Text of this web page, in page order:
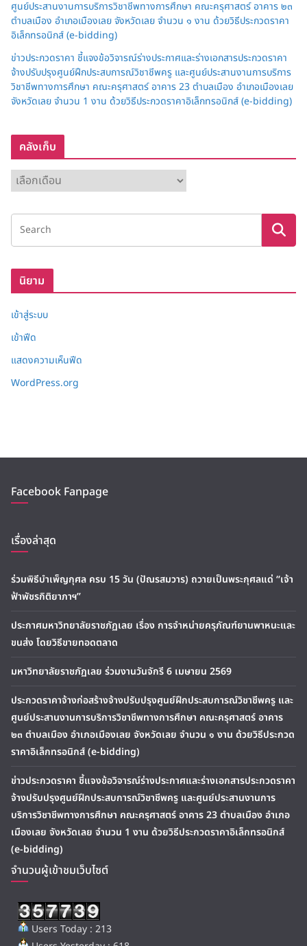
ศูนย์ประสานงานการบริการวิชาชีพทางการศึกษา คณะครุศาสตร์ อาคาร ๒๓
ตำบลเมือง อำเภอเมืองเลย จังหวัดเลย จำนวน ๑ งาน ด้วยวิธีประกวดราคา
อิเล็กทรอนิกส์ (e-bidding)
ข่าวประกวดราคา ชี้แจงข้อวิจารณ์ร่างประกาศและร่างเอกสารประกวดราคา
จ้างปรับปรุงศูนย์ฝึกประสบการณ์วิชาชีพครู และศูนย์ประสานงานการบริการ
วิชาชีพทางการศึกษา คณะครุศาสตร์ อาคาร 23 ตำบลเมือง อำเภอเมืองเลย
จังหวัดเลย จำนวน 1 งาน ด้วยวิธีประกวดราคาอิเล็กทรอนิกส์ (e-bidding)
คลังเก็บ
ลั
ง
ก็
นิยาม
เข้าสู่ระบบ
เข้าฟีด
แสดงความเห็นฟีด
WordPress.org
Facebook Fanpage
เรื่องล่าสุด
ร่วมพิธีบำเพ็ญกุศล ครบ 15 วัน (ปัณรสมวาร) ถวายเป็นพระกุศลแด่ “เจ้า
ฟ้าพัชรกิติยาภาฯ”
ประกาศมหาวิทยาลัยราชภัฏเลย เรื่อง การจำหน่ายครุภัณฑ์ยานพาหนะและ
ขนส่ง โดยวิธีขายทอดตลาด
มหาวิทยาลัยราชภัฏเลย ร่วมงานวันจักรี 6 เมษายน 2569
ประกวดราคาจ้างก่อสร้างจ้างปรับปรุงศูนย์ฝึกประสบการณ์วิชาชีพครู และ
ศูนย์ประสานงานการบริการวิชาชีพทางการศึกษา คณะครุศาสตร์ อาคาร
๒๓ ตำบลเมือง อำเภอเมืองเลย จังหวัดเลย จำนวน ๑ งาน ด้วยวิธีประกวด
ราคาอิเล็กทรอนิกส์ (e-bidding)
ข่าวประกวดราคา ชี้แจงข้อวิจารณ์ร่างประกาศและร่างเอกสารประกวดราคา
จ้างปรับปรุงศูนย์ฝึกประสบการณ์วิชาชีพครู และศูนย์ประสานงานการ
บริการวิชาชีพทางการศึกษา คณะครุศาสตร์ อาคาร 23 ตำบลเมือง อำเภอ
เมืองเลย จังหวัดเลย จำนวน 1 งาน ด้วยวิธีประกวดราคาอิเล็กทรอนิกส์
(e-bidding)
จำนวนผู้เข้าชมเว็บไซต์
Users Today : 213